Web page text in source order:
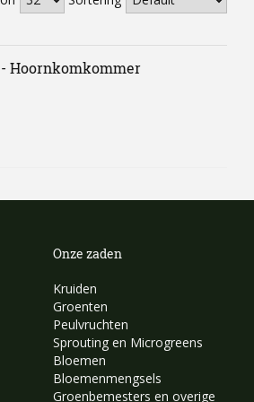
Hoornkomkommer
Onze zaden
Kruiden
Groenten
Peulvruchten
Sprouting en Microgreens
Bloemen
Bloemenmengsels
Groenbemesters en overige